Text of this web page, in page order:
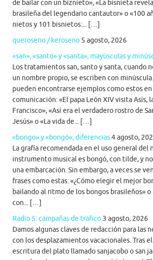
de bailar con un biznieto», «La bisnieta
brasileña del legendario cantautor» o «100
nietos y 101 bisnietos:... […]
queroseno / keroseno 5 agosto, 2026
«san», «santo» y «santa», mayúsculas y
Los tratamientos san, santo y santa, cuando
un nombre propio, se escriben con
pueden encontrarse ejemplos como estos
comunicación: «El papa León XIV visita Asís,
Francisco», «Así era el verdadero rostro de
Jesús» o «La vida de... […]
«bongo» y «bongó», diferencias4 agosto,
La grafía recomendada en el uso general del
instrumento musical es bongó, con tilde, y
una embarcación. Sin embargo, a veces se
frases como estas: «¿Cómo elegir el mejor
bailando al ritmo de los bongos brasileños» o
con... […]
Radio 5: campañas de tráfico 3 agosto, 2026
Damos algunas claves de redacción para las
con los desplazamientos vacacionales. Tras
escritura del plato llamado sanjacobo o san